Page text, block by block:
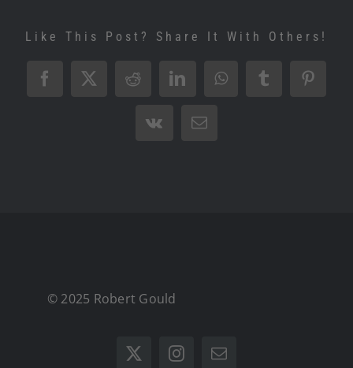
Like This Post? Share It With Others!
Facebook
X RedditLinkedInWhatsAppTumblr
Vk Email
© 2025 Robert Gould